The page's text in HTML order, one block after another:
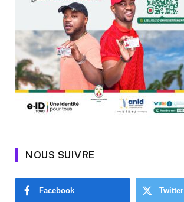
NOUS SUIVRE
Facebook Twitter